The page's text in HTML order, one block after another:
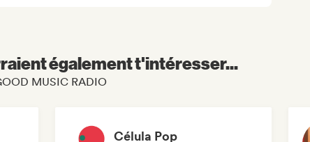
également t'intéresser...
MUSIC RADIO
Célula Pop